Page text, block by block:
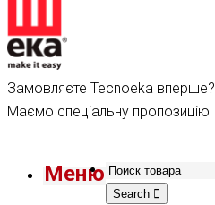
Замовляєте Tecnoeka вперше?
Маємо спеціальну пропозицію
Меню
Search